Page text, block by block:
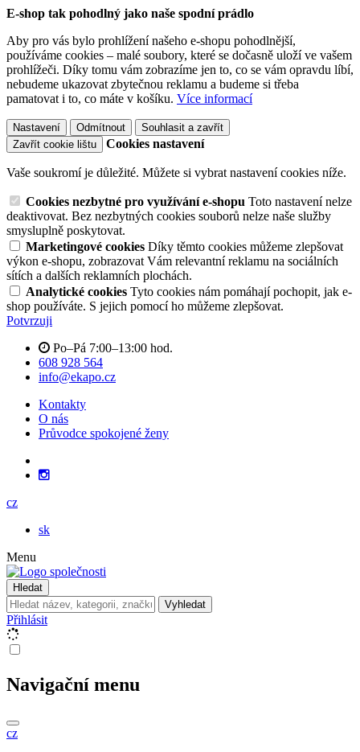
E-shop tak pohodlný jako naše spodní prádlo
Aby pro vás bylo prohlížení našeho e-shopu pohodlnější,
používáme cookies – malé soubory, které se dočasně uloží ve vašem
prohlížeči. Díky tomu vám zobrazíme jen to, co se vám opravdu líbí,
nebudeme ukazovat zbytečnou reklamu a budeme si třeba
pamatovat i to, co máte v košíku. Více informací
Nastavení Odmítnout
Souhlasit a zavřít
Zavřít cookie lištu
Cookies nastavení
Vaše soukromí je důležité. Můžete si vybrat nastavení cookies níže.
Cookies nezbytné pro využívání e-shopu Toto nastavení nelze
deaktivovat. Bez nezbytných cookies souborů nelze naše služby
smysluplně poskytovat.
Marketingové cookies Díky těmto cookies můžeme zlepšovat
výkon e-shopu, zobrazovat Vám relevantní reklamu na sociálních
sítích a dalších reklamních plochách.
Analytické cookies Tyto cookies nám pomáhají pochopit, jak e-
shop používáte. S jejich pomocí ho můžeme zlepšovat.
Potvrzuji
Po–Pá 7:00–13:00 hod.
608 928 564
info@ekapo.cz
Kontakty
O nás
Průvodce spokojené ženy
cz
sk
Menu
Hledat
Vyhledat
Přihlásit
Navigační menu
cz